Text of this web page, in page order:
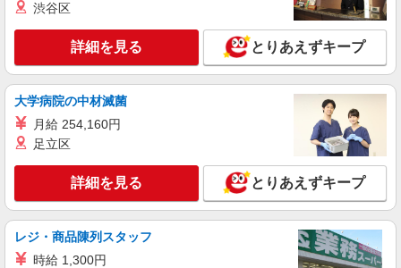
渋谷区
詳細を見る とりあえずキープ
大学病院の中材滅菌
月給 254,160円
足立区
詳細を見る とりあえずキープ
レジ・商品陳列スタッフ
時給 1,300円